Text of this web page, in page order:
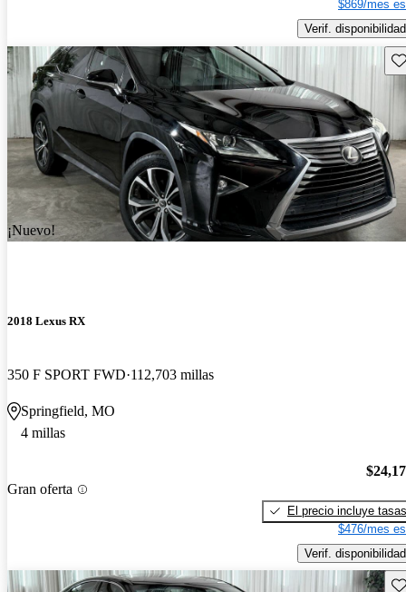
$869/mes
Verif. disponibilidad
¡Nuevo!
2018 Lexus RX
350 F SPORT FWD 112,703 millas
Springfield, MO
4 millas
Gran oferta
El precio incluye tasas
$476/mes
Verif. disponibilidad